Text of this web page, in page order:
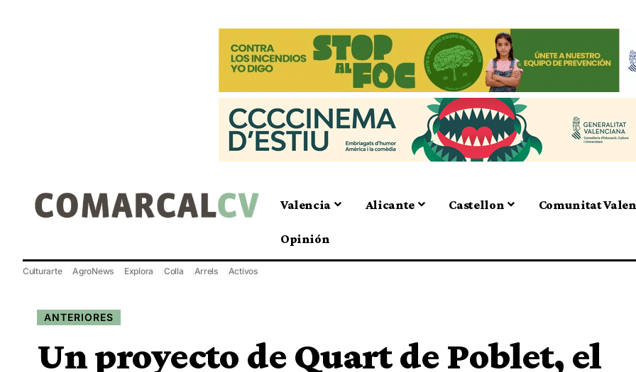
Valencia Alicante Castellon Comunitat
Opinión
Culturarte AgroNews Explora Colla Arrels Activos
ANTERIORES
Un proyecto de Quart de Poblet, el